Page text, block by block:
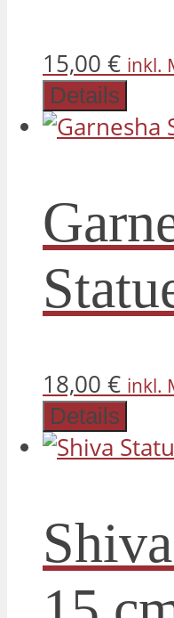
15,00 € inkl.
Details
18,00 € inkl.
Details